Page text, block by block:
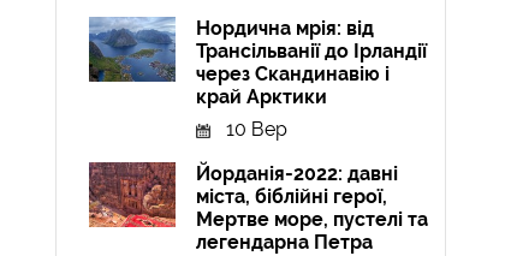
Нордична мрія: від
Трансільванії до Ірландії
через Скандинавію і
край Арктики
10 Вер
Йорданія-2022: давні
міста, біблійні герої,
Мертве море, пустелі та
легендарна Петра